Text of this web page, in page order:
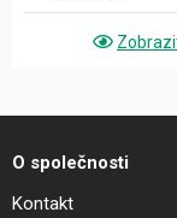
O společnosti
Kontakt